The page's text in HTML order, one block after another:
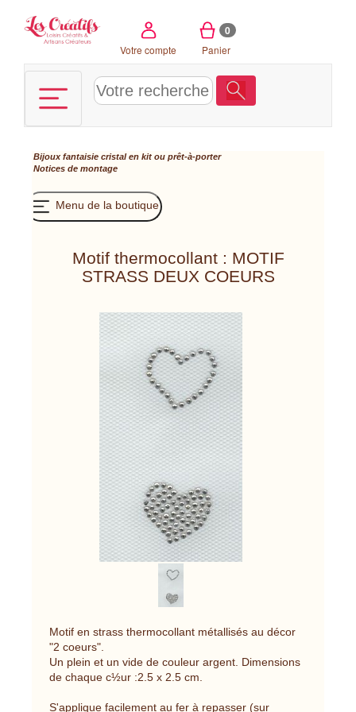
Votre compte
0
Panier
Bijoux fantaisie cristal en kit ou prêt-à-porter
Notices de montage
Menu de la boutique
Motif thermocollant : MOTIF
STRASS DEUX COEURS
Motif en strass thermocollant métallisés au décor
"2 coeurs".
Un plein et un vide de couleur argent. Dimensions
de chaque c½ur :2.5 x 2.5 cm.
S'applique facilement au fer à repasser (sur